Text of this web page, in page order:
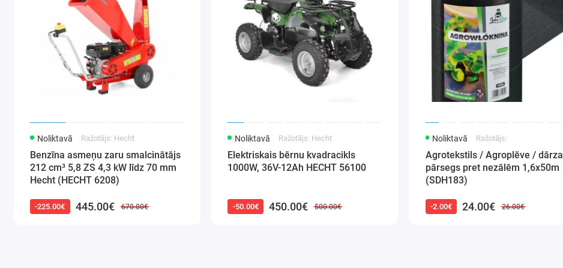
Noliktavā Ražotājs: Hecht
Benzīna asmeņu zaru smalcinātājs
212 cm³ 5,8 ZS 4,3 kW līdz 70 mm
Hecht (HECHT 6208)
-225.00€ 445.00€ 670.00€
Noliktavā Ražotājs: Hecht
Elektriskais bērnu kvadracikls
1000W, 36V-12Ah HECHT 56100
-50.00€ 450.00€ 500.00€
Noliktavā Ražotājs:
Agrotekstils / Agroplēve / dārza
pārsegs pret nezālēm 1,6x50m
(SDH183)
-2.00€ 24.00€ 26.00€